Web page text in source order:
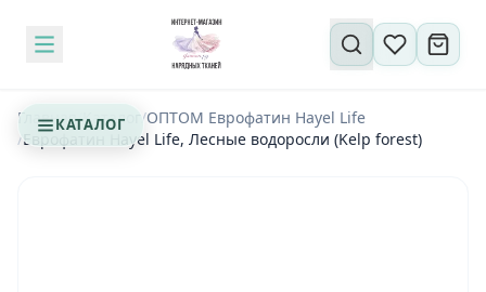
КАТАЛОГ
Поиск по сайту
Главная/Каталог/ОПТОМ Еврофатин Hayel Life
/Еврофатин Hayel Life, Лесные водоросли (Kelp forest)